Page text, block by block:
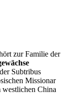
zur Familie der
Subtribus
Missionar
China